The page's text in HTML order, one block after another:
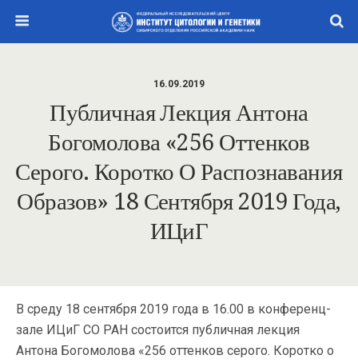
16.09.2019
Публичная Лекция Антона
Богомолова «256 Оттенков
Серого. Коротко О Распознавания
Образов» 18 Сентября 2019 Года,
ИЦиГ
В среду 18 сентября 2019 года в 16.00 в конференц-
зале ИЦиГ СО РАН состоится публичная лекция
Антона Богомолова «256 оттенков серого. Коротко о